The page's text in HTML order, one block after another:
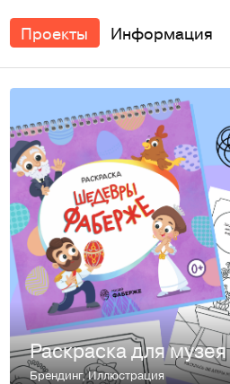
Проекты Информация
Брендинг,Иллюстрация